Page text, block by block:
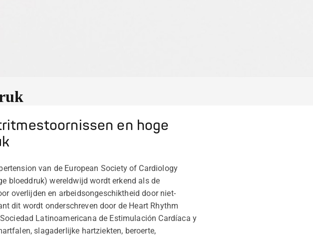
en hoge
van de European Society of Cardiology
bloeddruk) wereldwijd wordt erkend als de
overlijden en arbeidsongeschiktheid door niet-
dit wordt onderschreven door de Heart Rhythm
Latinoamericana de Estimulación Cardíaca y
slagaderlijke hartziekten, beroerte,